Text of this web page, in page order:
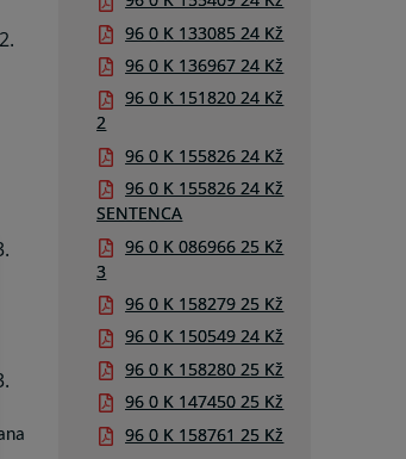
96 0 K 133085 24 Kž
96 0 K 136967 24 Kž
96 0 K 151820 24 Kž
2
96 0 K 155826 24 Kž
96 0 K 155826 24 Kž
SENTENCA
96 0 K 086966 25 Kž
3
96 0 K 158279 25 Kž
96 0 K 150549 24 Kž
96 0 K 158280 25 Kž
96 0 K 147450 25 Kž
96 0 K 158761 25 Kž